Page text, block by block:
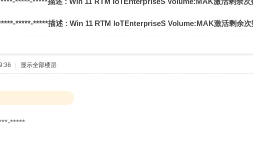
*****-*****描述 : Win 11 RTM IoTEnterpriseS Volume:MAK激活剩余
显示全部楼层
*****